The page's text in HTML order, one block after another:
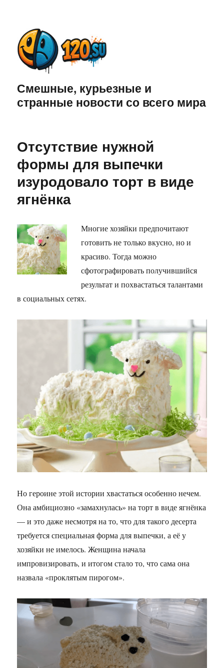
Смешные, курьезные и
странные новости со всего мира
Отсутствие нужной
формы для выпечки
изуродовало торт в виде
ягнёнка
Многие хозяйки предпочитают
готовить не только вкусно, но и
красиво. Тогда можно
сфотографировать получившийся
результат и похвастаться талантами
в социальных сетях.
Но героине этой истории хвастаться особенно нечем.
Она амбициозно «замахнулась» на торт в виде ягнёнка
— и это даже несмотря на то, что для такого десерта
требуется специальная форма для выпечки, а её у
хозяйки не имелось. Женщина начала
импровизировать, и итогом стало то, что сама она
назвала «проклятым пирогом».